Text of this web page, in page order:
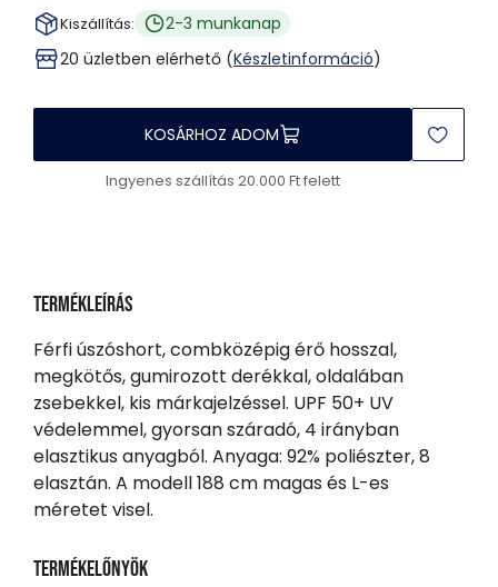
Kiszállítás:
2-3 munkanap
20 üzletben elérhető (Készletinformáció)
KOSÁRHOZ ADOM
Ingyenes szállítás 20.000 Ft felett
Termékleírás
Férfi úszóshort, combközépig érő hosszal,
megkötős, gumirozott derékkal, oldalában
zsebekkel, kis márkajelzéssel. UPF 50+ UV
védelemmel, gyorsan száradó, 4 irányban
elasztikus anyagból. Anyaga: 92% poliészter, 8
elasztán. A modell 188 cm magas és L-es
méretet visel.
Termékelőnyök